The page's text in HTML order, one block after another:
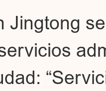
Jingtong